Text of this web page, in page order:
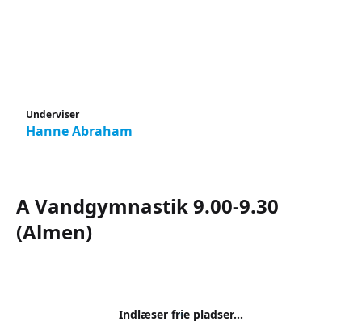
Underviser
Hanne Abraham
A Vandgymnastik 9.00-9.30
(Almen)
Indlæser frie pladser...